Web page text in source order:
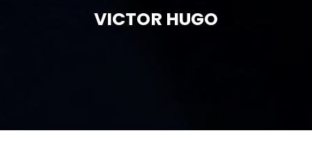
VICTOR HUGO